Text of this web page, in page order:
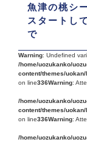
魚津の桃シ
スタートし
で
Warning: Undefined
/home/uozukanko/
content/themes/uokan/
on line336Warning:
/home/uozukanko/
content/themes/uokan/
on line336Warning:
/home/uozukanko/